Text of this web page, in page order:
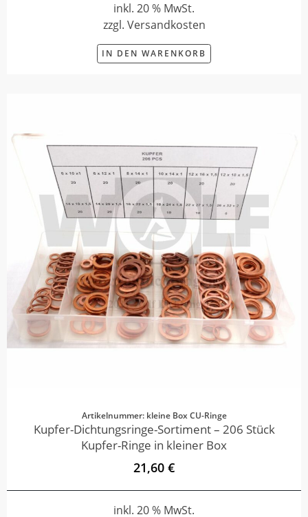
inkl. 20 % MwSt.
zzgl. Versandkosten
IN DEN WARENKORB
Artikelnummer: kleine Box CU-Ringe
Kupfer-Dichtungsringe-Sortiment – 206 Stück
Kupfer-Ringe in kleiner Box
21,60 €
inkl. 20 % MwSt.